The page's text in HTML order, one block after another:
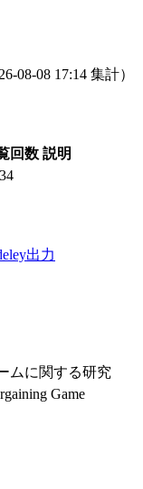
08-08 17:14 集計）
回数 説明
出力
ムに関する研究
Game